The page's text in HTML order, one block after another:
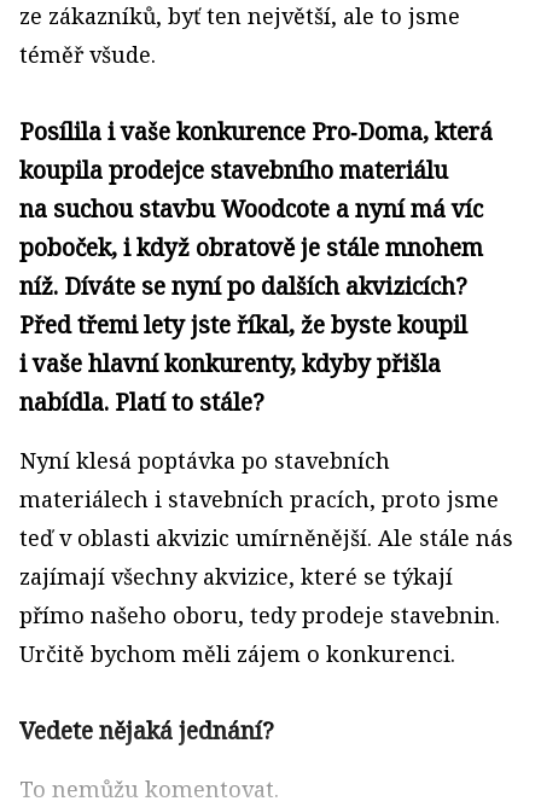
ze zákazníků, byť ten největší, ale to jsme
téměř všude.
Posílila i vaše konkurence Pro‑Doma, která
koupila prodejce stavebního materiálu
na suchou stavbu Woodcote a nyní má víc
poboček, i když obratově je stále mnohem
níž. Díváte se nyní po dalších akvizicích?
Před třemi lety jste říkal, že byste koupil
i vaše hlavní konkurenty, kdyby přišla
nabídla. Platí to stále?
Nyní klesá poptávka po stavebních
materiálech i stavebních pracích, proto jsme
teď v oblasti akvizic umírněnější. Ale stále nás
zajímají všechny akvizice, které se týkají
přímo našeho oboru, tedy prodeje stavebnin.
Určitě bychom měli zájem o konkurenci.
Vedete nějaká jednání?
To nemůžu komentovat.